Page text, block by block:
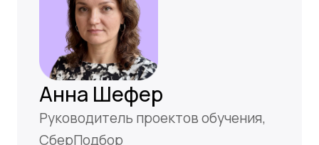
За 1 час покажем, как связать обучение,
практику и наставничество в систему,
которая не ломается после запуска
Дата:
28 мая
Время: